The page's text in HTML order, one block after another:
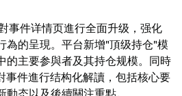
事件详情页進行全面升级，强化
為的呈現。平台新增"頂级持仓"模
的主要参與者及其持仓规模。同時
事件進行结构化解讀，包括核心要
态以及後續關注重點。